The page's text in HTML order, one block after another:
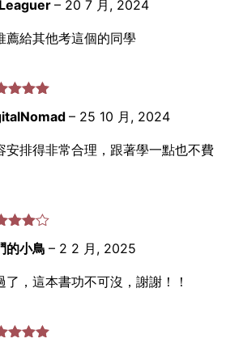
5
– 20 7 月, 2024
薦給其他考這個的同學
– 25 10 月, 2024
安排得非常合理，跟著學一點也不費
5
的小鳥 – 2 2 月, 2025
了，這本書功不可沒，謝謝！！